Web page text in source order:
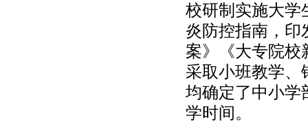
校研制实施大学
炎防控指南，印
案》《大专院校
采取小班教学、
均确定了中小学
学时间。